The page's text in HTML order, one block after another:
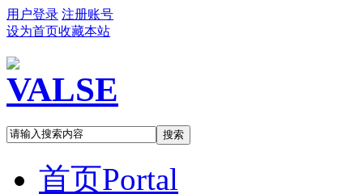
用户登录 注册账号
设为首页收藏本站
搜索
首页Portal